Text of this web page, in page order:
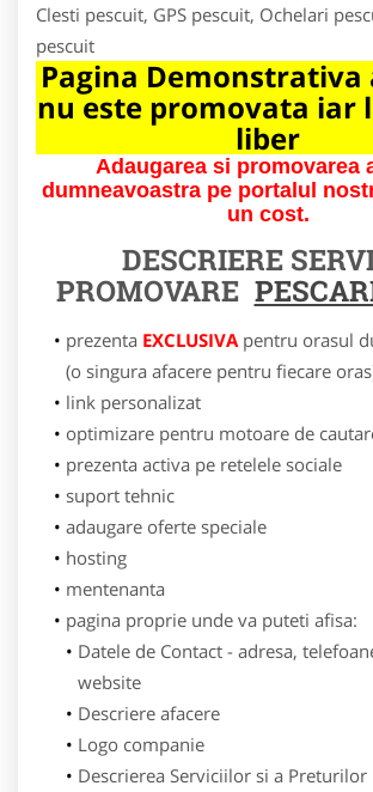
Clesti pescuit, GPS pescuit, Ochelari
pescuit
Pagina Demonstrativa
nu este promovata iar
liber
Adaugarea si promovarea
dumneavoastra pe portalul
un cost.
DESCRIERE
PROMOVARE
prezenta EXCLUSIVApentru orasul
(o singura afacere pentru fiecare
link personalizat
optimizare pentru motoare de
prezenta activa pe retelele sociale
suport tehnic
adaugare oferte speciale
hosting
mentenanta
pagina proprie unde va puteti afisa:
Datele de Contact - adresa,
website
Descriere afacere
Logo companie
Descrierea Serviciilor si a Preturilor